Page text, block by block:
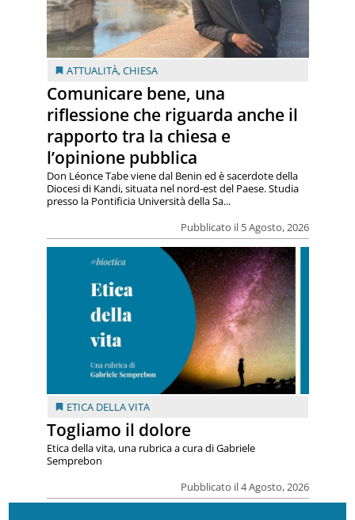
ATTUALITÀ,CHIESA
Comunicare bene, una
riflessione che riguarda anche il
rapporto tra la chiesa e
l’opinione pubblica
Pubblicato il 5 Agosto, 2026
Don Léonce Tabe viene dal Benin ed è sacerdote della
Diocesi di Kandi, situata nel nord-est del Paese. Studia
presso la Pontificia Università della Sa...
ETICA DELLA VITA
Togliamo il dolore
Pubblicato il 4 Agosto, 2026
Etica della vita, una rubrica a cura di Gabriele
Semprebon